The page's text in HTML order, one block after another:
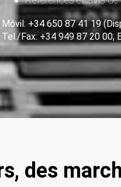
Móvil: +34 650 87 41 19
Tel./Fax: +34 949 87 20 00;
des